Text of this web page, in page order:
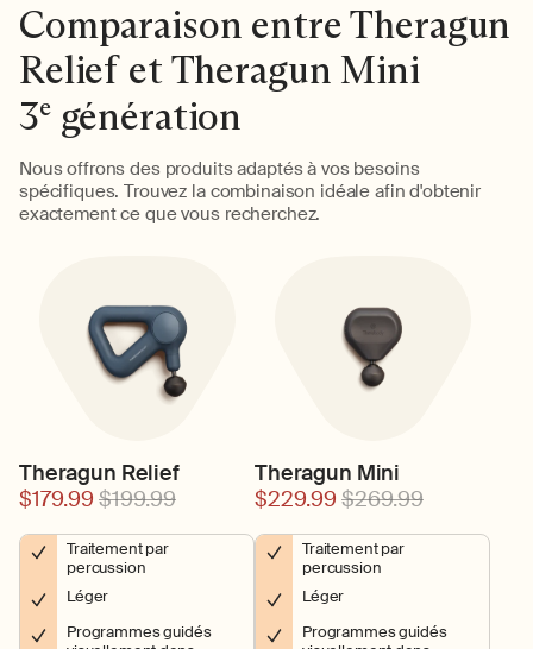
Comparaison entre Theragun
Relief et Theragun Mini
3egénération
Nous offrons des produits adaptés à vos besoins
spécifiques. Trouvez la combinaison idéale afin d'obtenir
exactement ce que vous recherchez.
Theragun Relief
$179.99 $199.99
Traitement par
percussion
Léger
Programmes guidés
Theragun Mini
$229.99 $269.99
Traitement par
percussion
Léger
Programmes guidés